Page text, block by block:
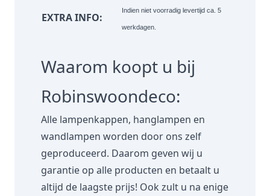
EXTRA INFO:
Indien niet voorradig levertijd ca. 5
werkdagen.
Waarom koopt u bij
Robinswoondeco:
Alle lampenkappen, hanglampen en
wandlampen worden door ons zelf
geproduceerd. Daarom geven wij u
garantie op alle producten en betaalt u
altijd de laagste prijs! Ook zult u na enige